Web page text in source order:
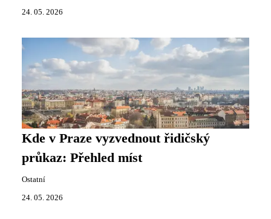
24. 05. 2026
Kde v Praze vyzvednout řidičský
průkaz: Přehled míst
Ostatní
24. 05. 2026